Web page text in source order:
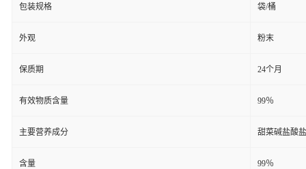
包装规格 袋/桶
外观 粉末
保质期 24个月
有效物质含量 99％
主要营养成分 甜菜碱盐酸盐
含量 99％